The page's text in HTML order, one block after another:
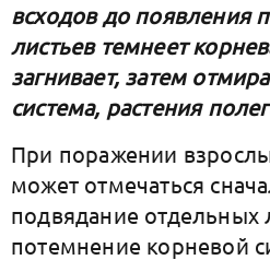
всходов до появления
листьев темнеет
загнивает, затем
система, растения
При поражении
может отмечаться
подвядание отдельных
потемнение корневой